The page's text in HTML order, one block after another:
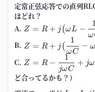
定常正弦応答での直列
はどれ？
A.
L-\dfrac{1}
{\omega C}\bigr)
Z = R + j(ωL −
ω
B.
{\omega C}-\omega
L\bigr)
Z = R + j(
ωC
1
− ω
C. Z=R-
\dfrac{1}
{j\omega
C}+j\omega
Z = R −
jωC
1
+ jω
ど合ってるかも？）